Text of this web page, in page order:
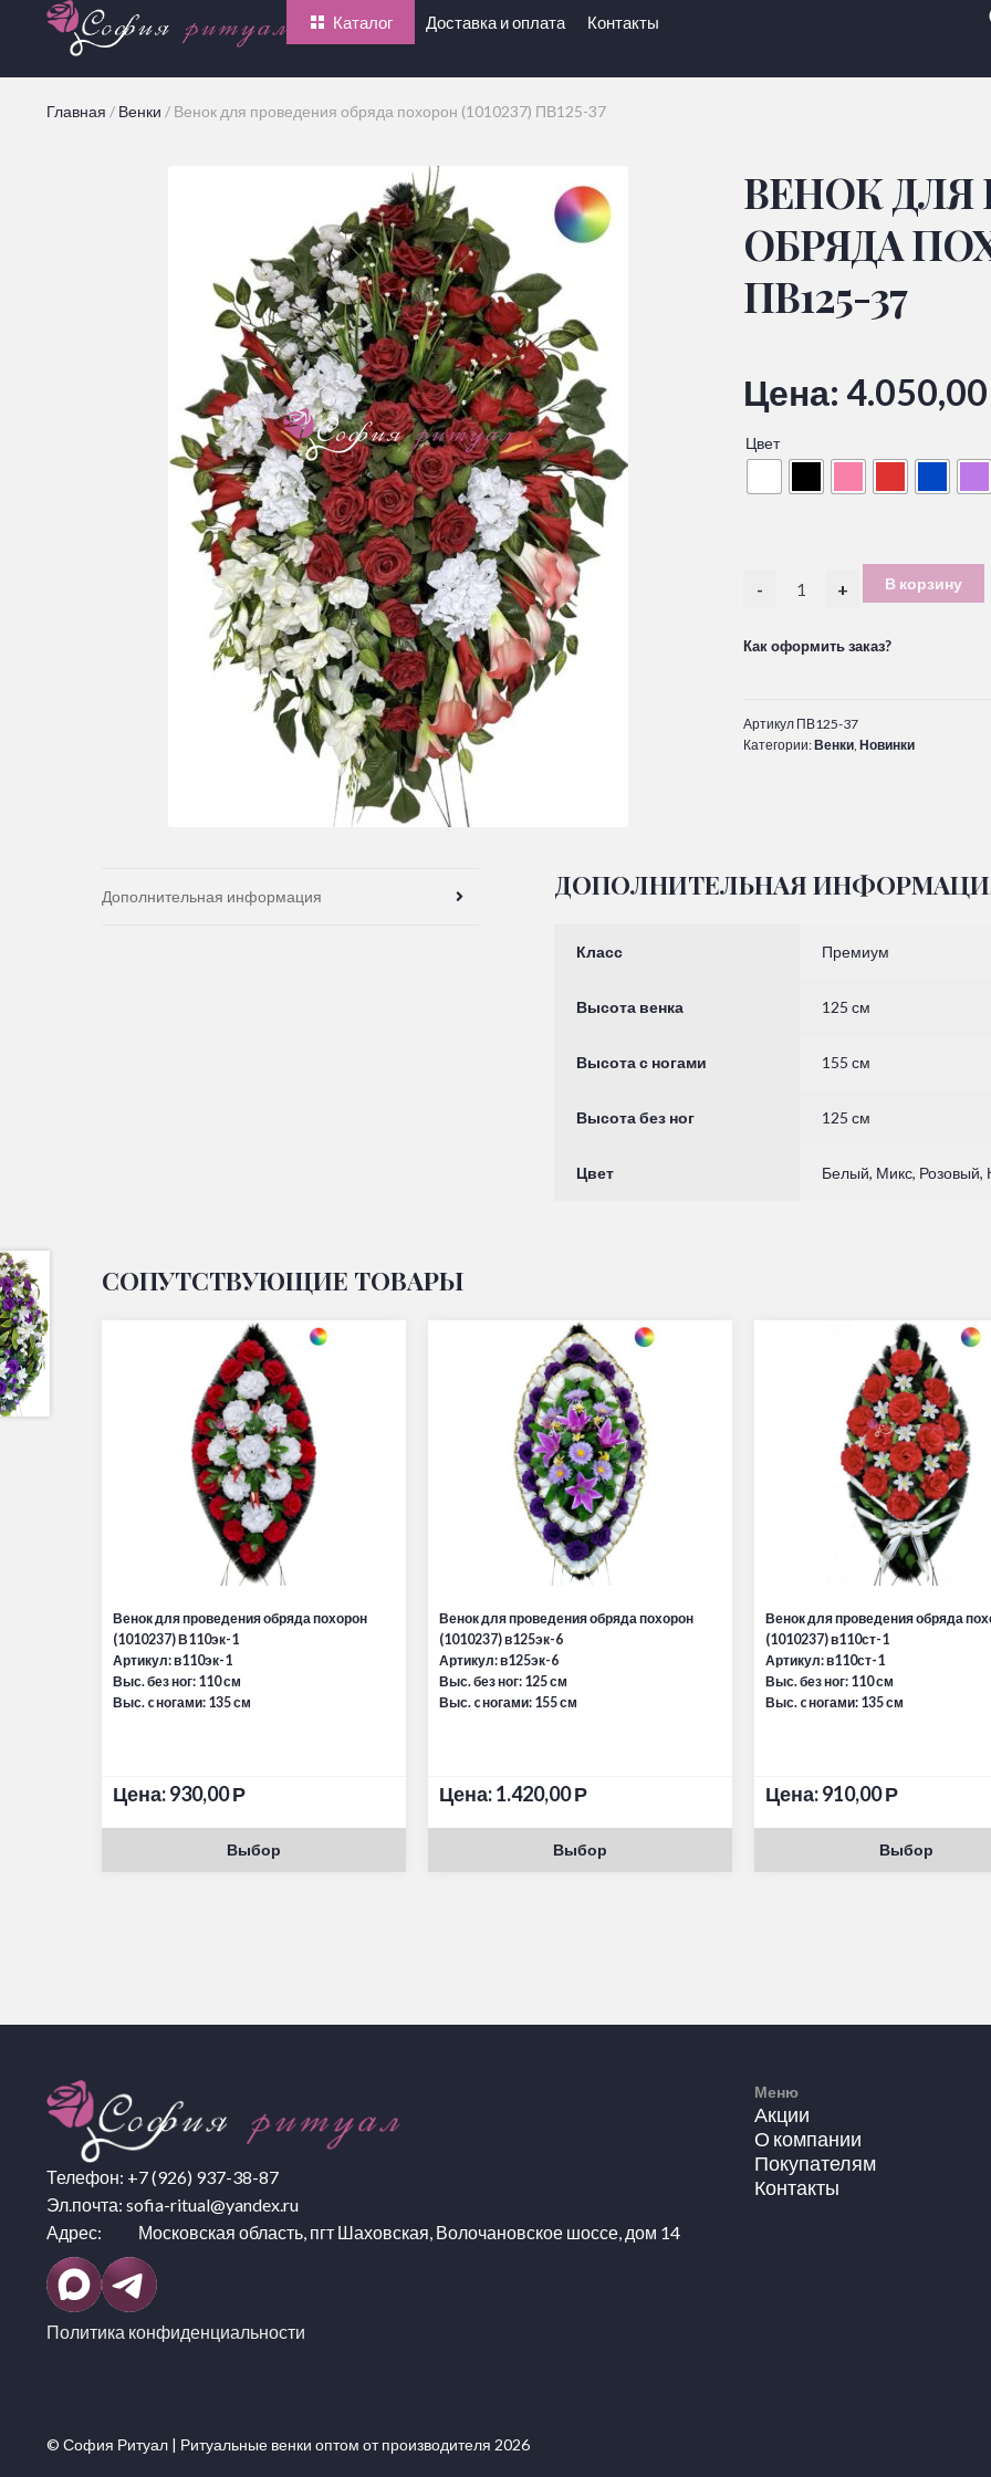
Каталог Доставка и оплата Контакты
Главная / Венки / Венок для проведения обряда похорон (1010237) ПВ125-37
ВЕНОК ДЛЯ
ОБРЯДА
ПВ125-37
Цена:
Цвет
- + В корзину
Как оформить заказ?
Артикул ПВ125-37
Категории:Венки, Новинки
Дополнительная информация ДОПОЛНИТЕЛЬНАЯ
Класс Премиум
Высота венка 125 см
Высота с ногами 155 см
Высота без ног 125 см
Цвет Белый, Микс,
СОПУТСТВУЮЩИЕ ТОВАРЫ
Венок для проведения обряда похорон
(1010237) В110эк-1
Артикул: в110эк-1
Выс. без ног: 110 см
Выс. c ногами: 135 см
Цена:930,00Р
Выбор
Венок для проведения обряда похорон
(1010237) в125эк-6
Артикул: в125эк-6
Выс. без ног: 125 см
Выс. c ногами: 155 см
Цена:1.420,00Р
Выбор
Венок для проведения обряда
(1010237) в110ст-1
Артикул: в110ст-1
Выс. без ног: 110 см
Выс. c ногами: 135 см
Цена:910,00Р
Выбор
Телефон: +7 (926) 937-38-87
Эл.почта: sofia-ritual@yandex.ru
Адрес: Московская область, пгт Шаховская, Волочановское шоссе, дом 14
Политика конфиденциальности
Меню
Акции
О компании
Покупателям
Контакты
© София Ритуал | Ритуальные венки оптом от производителя 2026